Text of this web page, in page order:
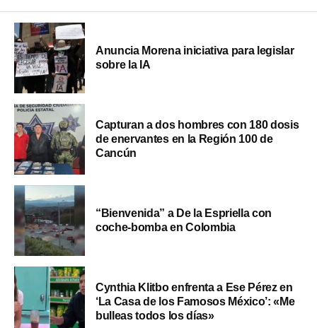
Anuncia Morena iniciativa para legislar
sobre la IA
Capturan a dos hombres con 180 dosis
de enervantes en la Región 100 de
Cancún
“Bienvenida” a De la Espriella con
coche-bomba en Colombia
Cynthia Klitbo enfrenta a Ese Pérez en
‘La Casa de los Famosos México’: «Me
bulleas todos los días»